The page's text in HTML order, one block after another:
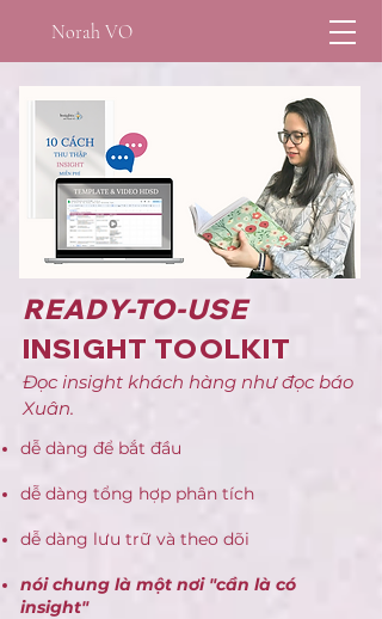
Norah VO
READY-TO-USE
INSIGHT TOOLKIT
Đọc insight khách hàng như đọc báo
Xuân.
dễ dàng để bắt đầu
dễ dàng tổng hợp phân tích
dễ dàng lưu trữ và theo dõi
nói chung là một nơi "​cần là có
insight"